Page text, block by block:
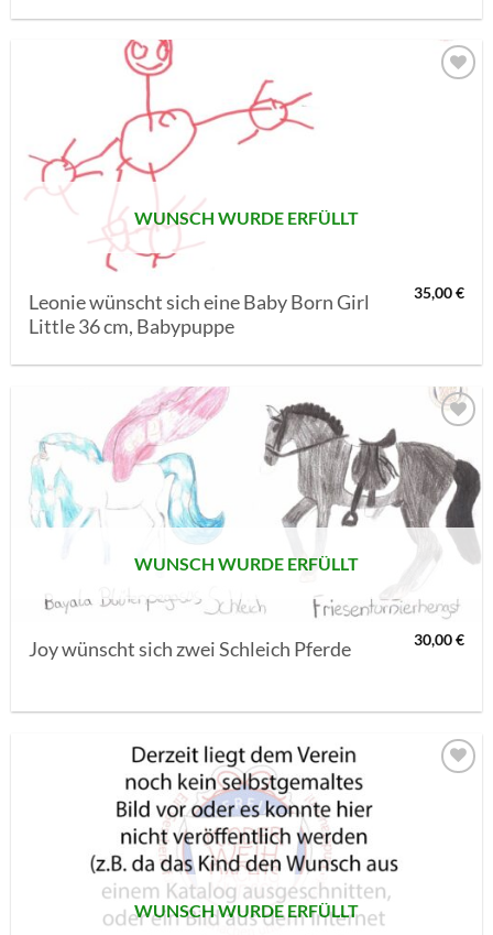
WUNSCH WURDE ERFÜLLT
Leonie wünscht sich eine Baby Born Girl
Little 36 cm, Babypuppe
35,00€
AUF MEINE
MERKLISTE
SETZEN
WUNSCH WURDE ERFÜLLT
Joy wünscht sich zwei Schleich Pferde 30,00€
WUNSCH WURDE ERFÜLLT